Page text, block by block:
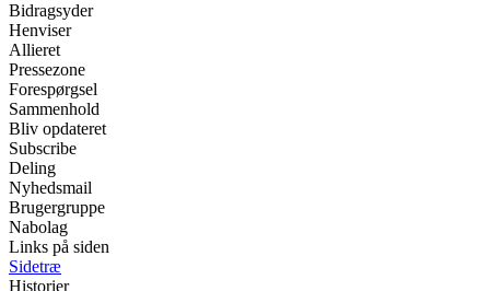
Bidragsyder
Henviser
Allieret
Pressezone
Forespørgsel
Sammenhold
Bliv opdateret
Subscribe
Deling
Nyhedsmail
Brugergruppe
Nabolag
Links på siden
Sidetræ
Historier